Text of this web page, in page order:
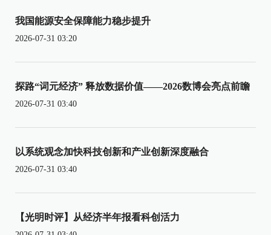
我国能源安全保障能力稳步提升
2026-07-31 03:20
探路“词元经济” 释放数据价值——2026数博会亮点前瞻
2026-07-31 03:40
以系统观念加快科技创新和产业创新深度融合
2026-07-31 03:40
【光明时评】从经济半年报看科创活力